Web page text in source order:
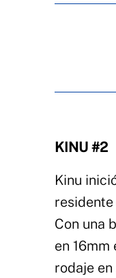
KINU #2
Kinu
Con una
en
rodaje